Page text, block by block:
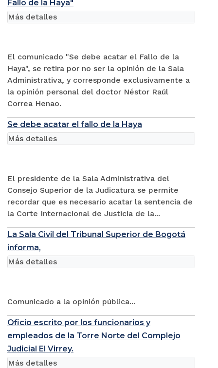
Fallo de la Haya"
El comunicado "Se debe acatar el Fallo de la
Haya", se retira por no ser la opinión de la Sala
Administrativa, y corresponde exclusivamente a
la opinión personal del doctor Néstor Raúl
Correa Henao.
Más detalles
Se debe acatar el fallo de la Haya
El presidente de la Sala Administrativa del
Consejo Superior de la Judicatura se permite
recordar que es necesario acatar la sentencia de
la Corte Internacional de Justicia de la...
Más detalles
La Sala Civil del Tribunal Superior de Bogotá
informa,
Comunicado a la opinión pública...
Más detalles
Oficio escrito por los funcionarios y
empleados de la Torre Norte del Complejo
Judicial El Virrey.
Más detalles